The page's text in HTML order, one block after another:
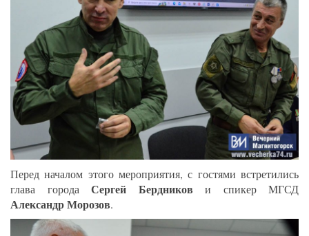
Перед началом этого мероприятия, с гостями встретились
глава города Сергей Бердников и спикер МГСД
Александр Морозов.